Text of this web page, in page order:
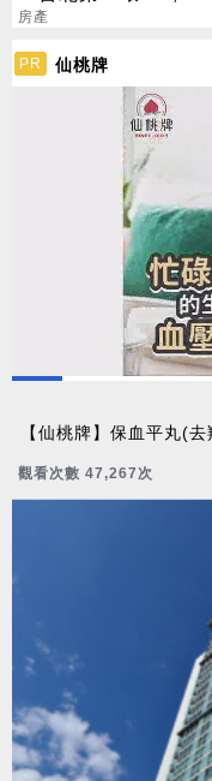
員進駐」撐爆剛需
房產
PR 仙桃牌
【仙桃牌】保血平丸(
觀看次數 47,276次